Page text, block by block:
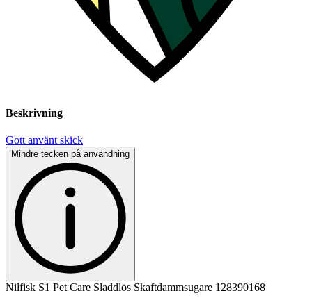
Beskrivning
Gott använt skick
Mindre tecken på användning
Nilfisk S1 Pet Care Sladdlös Skaftdammsugare 128390168